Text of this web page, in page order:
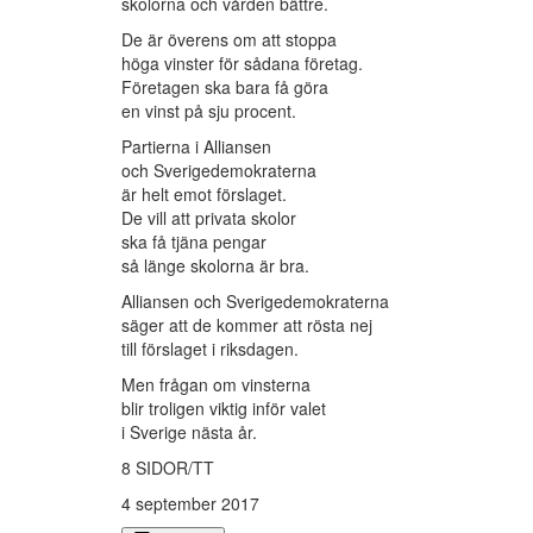
De är överens om att stoppa
höga vinster för sådana företag.
Företagen ska bara få göra
en vinst på sju procent.
Partierna i Alliansen
och Sverigedemokraterna
är helt emot förslaget.
De vill att privata skolor
ska få tjäna pengar
så länge skolorna är bra.
Alliansen och Sverigedemokraterna
säger att de kommer att rösta nej
till förslaget i riksdagen.
Men frågan om vinsterna
blir troligen viktig inför valet
i Sverige nästa år.
8 SIDOR/TT
4 september 2017